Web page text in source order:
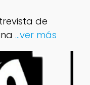
de
...ver más